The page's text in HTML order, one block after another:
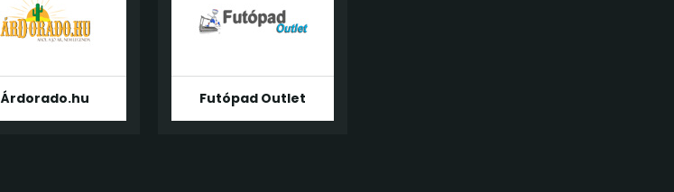
Árdorado.hu Futópad Outlet